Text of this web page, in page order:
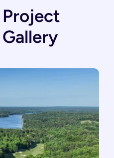
Project
Gallery